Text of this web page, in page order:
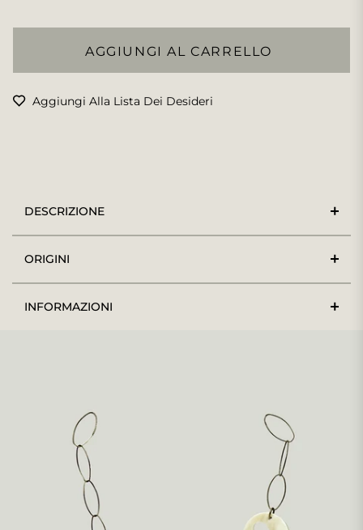
AGGIUNGI AL CARRELLO
Aggiungi Alla Lista Dei Desideri
DESCRIZIONE
ORIGINI
INFORMAZIONI